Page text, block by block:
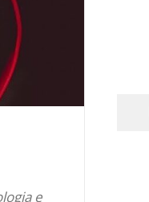
e